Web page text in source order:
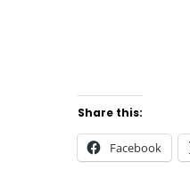
Share this:
Facebook